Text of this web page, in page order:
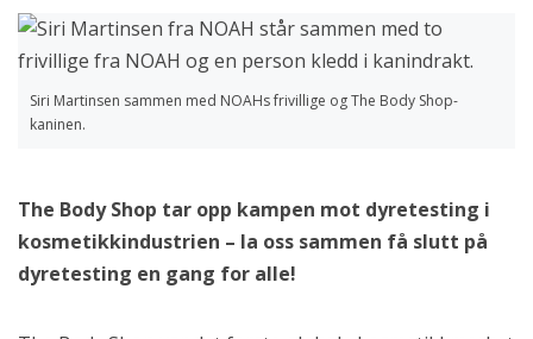
Siri Martinsen sammen med NOAHs frivillige og The Body Shop-
kaninen.
The Body Shop tar opp kampen mot dyretesting i
kosmetikkindustrien – la oss sammen få slutt på
dyretesting en gang for alle!